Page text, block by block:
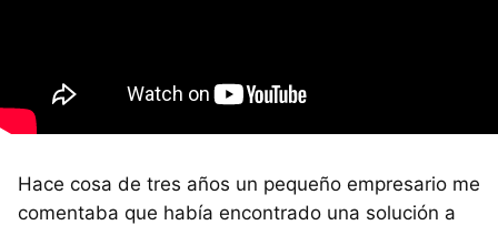
Hace cosa de tres años un pequeño empresario me
comentaba que había encontrado una solución a